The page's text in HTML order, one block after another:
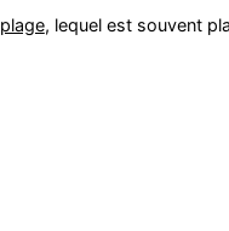
plage, lequel est souvent